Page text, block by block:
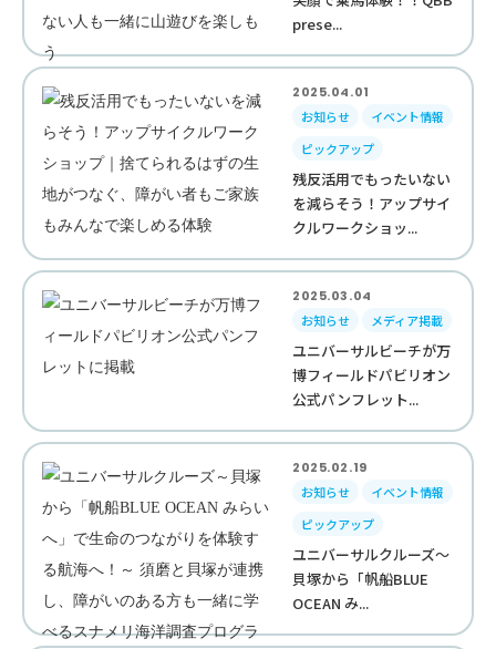
prese...
2025.04.01
お知らせ
イベント情報
ピックアップ
残反活用でもったいない
を減らそう！アップサイ
クルワークショッ...
2025.03.04
お知らせ
メディア掲載
ユニバーサルビーチが万
博フィールドパビリオン
公式パンフレット...
2025.02.19
お知らせ
イベント情報
ピックアップ
ユニバーサルクルーズ～
貝塚から「帆船BLUE
OCEAN み...